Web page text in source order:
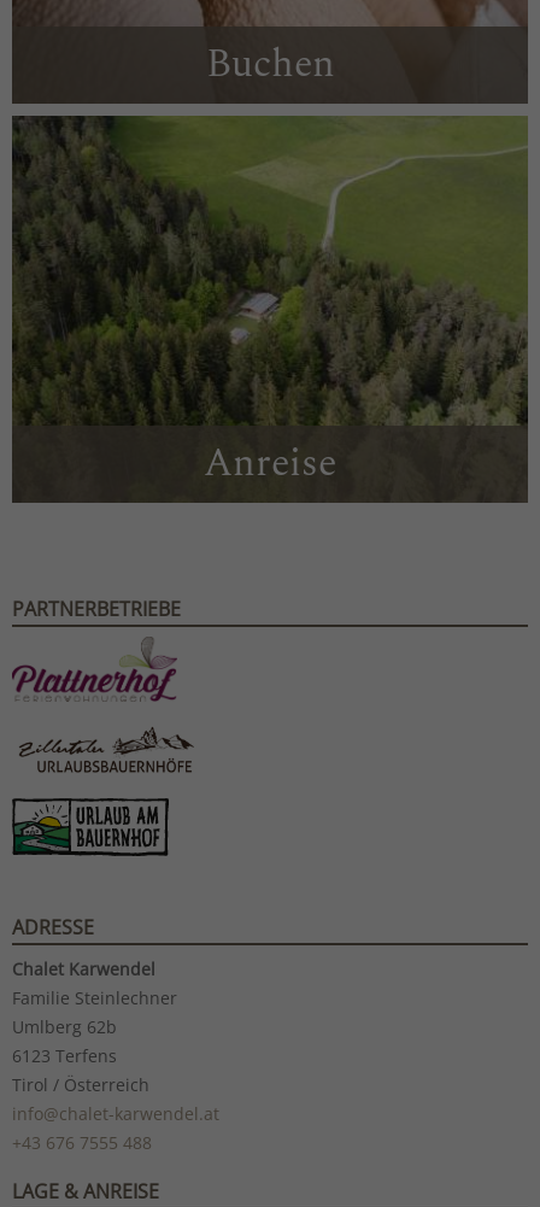
Buchen
Anreise
PARTNERBETRIEBE
ADRESSE
Chalet Karwendel
Familie Steinlechner
Umlberg 62b
6123 Terfens
Tirol / Österreich
info@chalet-karwendel.at
+43 676 7555 488
LAGE & ANREISE